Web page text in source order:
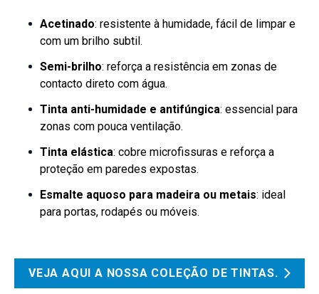
Acetinado: resistente à humidade, fácil de limpar e
com um brilho subtil.
Semi-brilho: reforça a resistência em zonas de
contacto direto com água.
Tinta anti-humidade e antifúngica: essencial para
zonas com pouca ventilação.
Tinta elástica: cobre microfissuras e reforça a
proteção em paredes expostas.
Esmalte aquoso para madeira ou metais: ideal
para portas, rodapés ou móveis.
VEJA AQUI A NOSSA COLEÇÃO DE TINTAS.